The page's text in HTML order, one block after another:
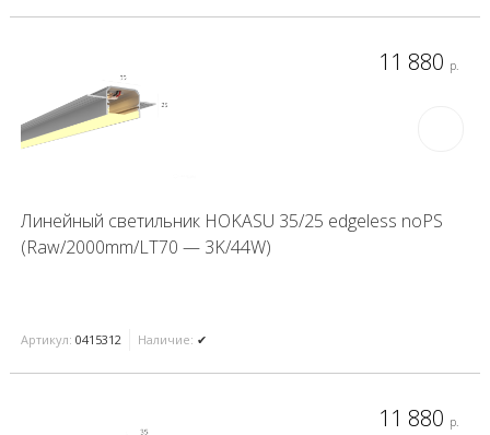
Линейный светильник HOKASU 35/25 edgeless noPS
(Raw/2000mm/LT70 — 3K/44W)
Артикул: 0415312 Наличие: ✔
11 880 р.
11 880 р.